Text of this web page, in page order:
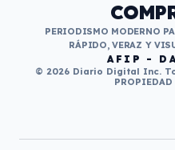
PERIODISMO MODERNO
RÁPIDO, VERAZ Y
AFIP -
© 2026 Diario Digital Inc.